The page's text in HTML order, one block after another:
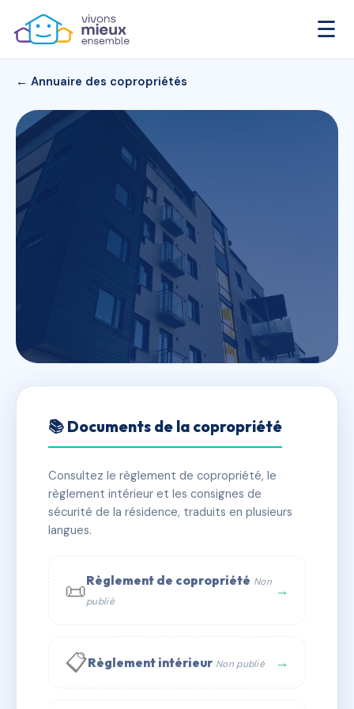
☰
← Annuaire des copropriétés
6 rue SAINT MAURICE
✓ Immatriculée 🏠 15 lots 🏗 1 bâtiment(s)
📞 Contacter Syndic Digital
📚 Documents de la copropriété
Consultez le règlement de copropriété, le
règlement intérieur et les consignes de
sécurité de la résidence, traduits en plusieurs
langues.
📜Règlement de copropriété Non
publié
→
📋Règlement intérieur Non publié →